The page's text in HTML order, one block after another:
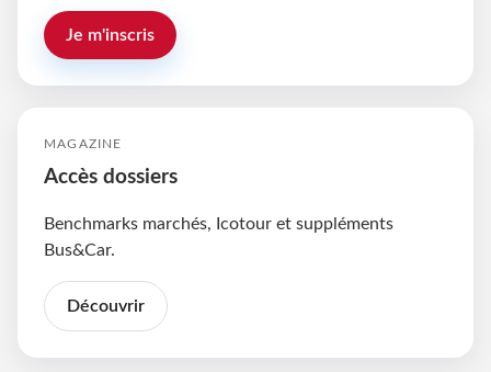
Je m'inscris
MAGAZINE
Accès dossiers
Benchmarks marchés, Icotour et suppléments
Bus&Car.
Découvrir